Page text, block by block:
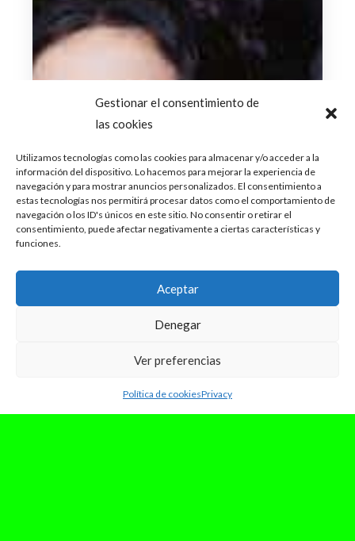
Gestionar el consentimiento de
las cookies
Utilizamos tecnologías como las cookies para almacenar y/o acceder a la
información del dispositivo. Lo hacemos para mejorar la experiencia de
navegación y para mostrar anuncios personalizados. El consentimiento a
estas tecnologías nos permitirá procesar datos como el comportamiento de
navegación o los ID's únicos en este sitio. No consentir o retirar el
consentimiento, puede afectar negativamente a ciertas características y
funciones.
Aceptar
Denegar
Ver preferencias
Política de cookiesPrivacy